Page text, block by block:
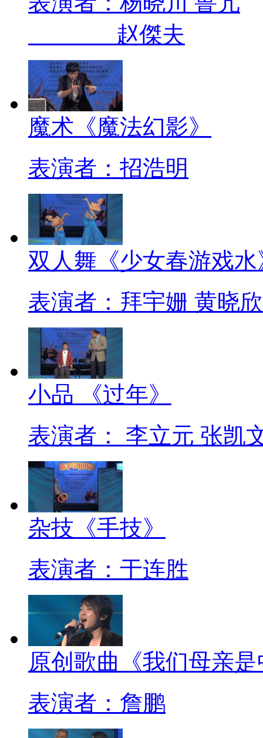
赵傑夫
魔术《魔法幻影》
表演者：招浩明
双人舞《少女春游戏水
表演者：拜宇姗 黄晓欣
小品 《过年》
表演者： 李立元 张凯
杂技《手技》
表演者：于连胜
原创歌曲《我们母亲
表演者：詹鹏